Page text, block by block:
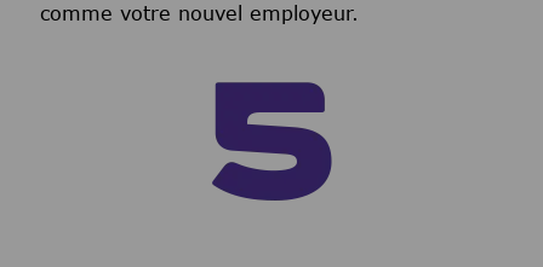
comme votre nouvel employeur.